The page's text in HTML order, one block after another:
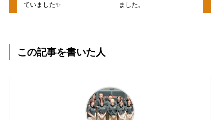
ていました✨
ました。
この記事を書いた人